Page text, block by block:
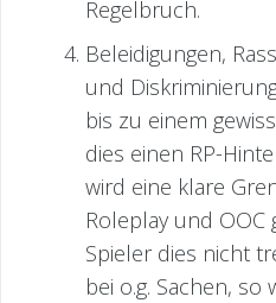
Regelbruch.
Beleidigungen,
und
bis zu einem
dies einen RP-
wird eine klare
Roleplay und OOC
Spieler dies nicht
bei o.g. Sachen,